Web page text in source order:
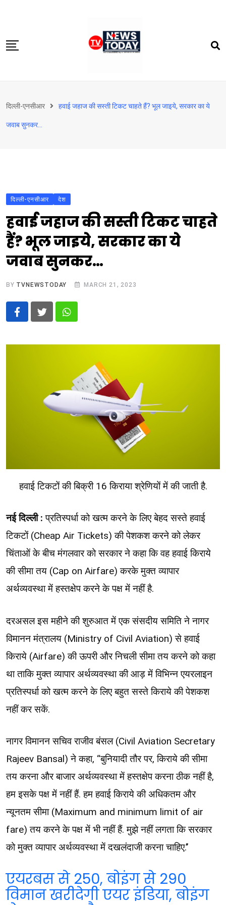
content
दिल्‍ली-एनसीआर
उत्तराखंड
बिजनेस
विदेश
दिल्‍ली-एनसीआर हवाई जहाज की सस्‍ती टिकट चाहते हैं? भूल जाइये, सरकार का ये
जवाब सुनकर…
दिल्‍ली-एनसीआर देश
हवाई जहाज की सस्‍ती टिकट चाहते
हैं? भूल जाइये, सरकार का ये
जवाब सुनकर…
BY TVNEWSTODAY MARCH 21, 2023
Whatsapp
हवाई टिकटों की बिक्री 16 किराया श्रेणियों में की जाती है.
नई दिल्ली : प्रतिस्पर्धा को खत्म करने के लिए बेहद सस्ते हवाई
टिकटों (Cheap Air Tickets) की पेशकश करने को लेकर
चिंताओं के बीच मंगलवार को सरकार ने कहा कि वह हवाई किराये
की सीमा तय (Cap on Airfare) करके मुक्त व्यापार
अर्थव्यवस्था में हस्तक्षेप करने के पक्ष में नहीं है.
दरअसल इस महीने की शुरुआत में एक संसदीय समिति ने नागर
विमानन मंत्रालय (Ministry of Civil Aviation) से हवाई
किराये (Airfare) की ऊपरी और निचली सीमा तय करने को कहा
था ताकि मुक्त व्यापार अर्थव्यवस्था की आड़ में विभिन्न एयरलाइन
प्रतिस्पर्धा को खत्म करने के लिए बहुत सस्ते किराये की पेशकश
नहीं कर सकें.
नागर विमानन सचिव राजीव बंसल (Civil Aviation Secretary
Rajeev Bansal) ने कहा, ‘‘बुनियादी तौर पर, किराये की सीमा
तय करना और बाजार अर्थव्यवस्था में हस्तक्षेप करना ठीक नहीं है,
हम इसके पक्ष में नहीं हैं. हम हवाई किराये की अधिकतम और
न्यूनतम सीमा (Maximum and minimum limit of air
fare) तय करने के पक्ष में भी नहीं हैं. मुझे नहीं लगता कि सरकार
को मुक्त व्यापार अर्थव्यवस्था में दखलंदाजी करना चाहिए.’’
एयरबस से 250, बोइंग से 290
विमान खरीदेगी एयर इंडिया, बोइंग